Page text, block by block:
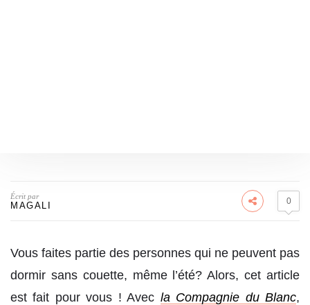
Écrit par
MAGALI 0
Vous faites partie des personnes qui ne peuvent pas
dormir sans couette, même l’été? Alors, cet article
est fait pour vous ! Avec la Compagnie du Blanc,